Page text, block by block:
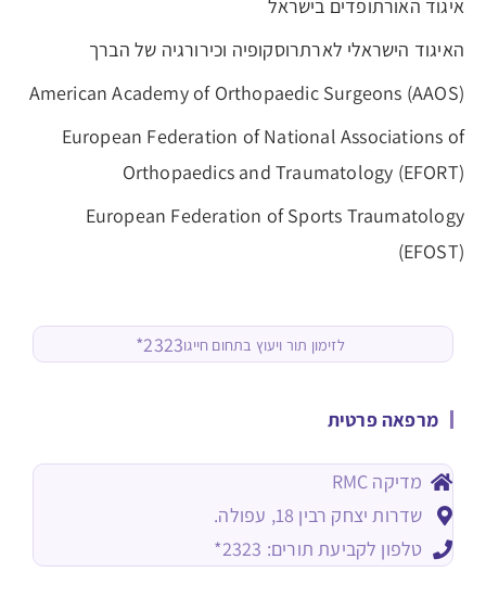
איגוד האורתופדים בישראל
האיגוד הישראלי לארתרוסקופיה וכירורגיה של הברך
American Academy of Orthopaedic Surgeons (AAOS)
European Federation of National Associations of
Orthopaedics and Traumatology (EFORT)
European Federation of Sports Traumatology
(EFOST)
לזימון תור ויעוץ בתחום חייגו2323*
מרפאה פרטית
מדיקה RMC
שדרות יצחק רבין 18, עפולה.
טלפון לקביעת תורים: 2323*